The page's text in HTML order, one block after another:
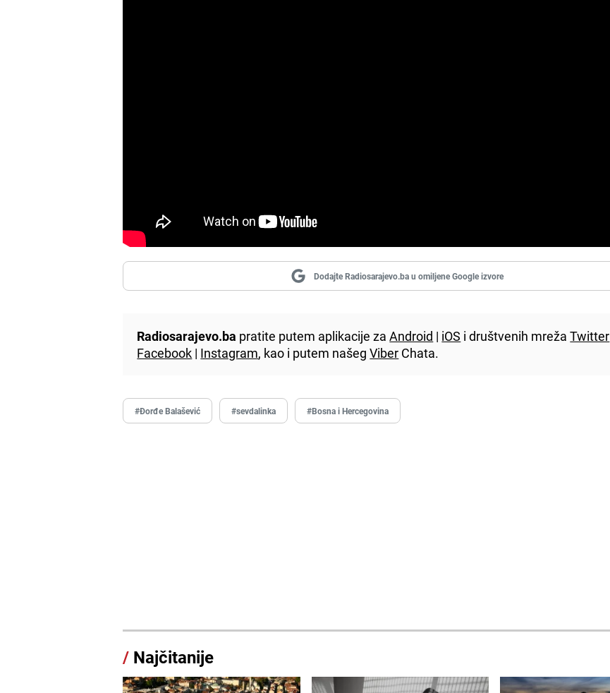
Dodajte Radiosarajevo.ba u omiljene Google izvore
Radiosarajevo.ba pratite putem aplikacije zaAndroid | iOS i društvenih mrežaTwitter
Facebook | Instagram, kao i putem našegViber Chata.
#Đorđe Balašević #sevdalinka #Bosna i Hercegovina
/ Najčitanije